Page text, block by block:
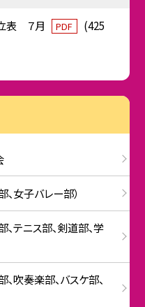
表 ７月 PDF
(425
女子バレー部）
テニス部、剣道部、学
吹奏楽部、バスケ部、